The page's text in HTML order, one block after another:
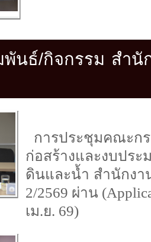
พันธ์/กิจกรรม สำ
การประชุมคณะก
ก่อสร้างและงบปร
ดินและน้ำ สำนักง
2/2569 ผ่าน
เม.ย. 69)